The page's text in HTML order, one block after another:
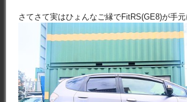
さてさて実はひょんなご縁でFitRS(GE8)が手元